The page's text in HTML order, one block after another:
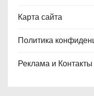
Карта сайта
Политика
Реклама и Контакты